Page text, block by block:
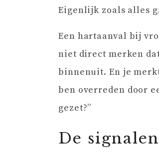
Eigenlijk zoals alles
Een hartaanval bij
niet direct merken
binnenuit. En je
ben overreden door
gezet?”
De